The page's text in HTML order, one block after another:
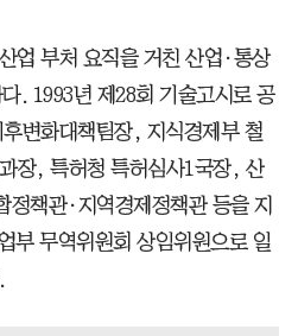
업 부처 요직을 거친 산업·통상
. 1993년 제28회 기술고시로 공
변화대책팀장, 지식경제부 철
장, 특허청 특허심사1국장, 산
정책관·지역경제정책관 등을 지
부 무역위원회 상임위원으로 일